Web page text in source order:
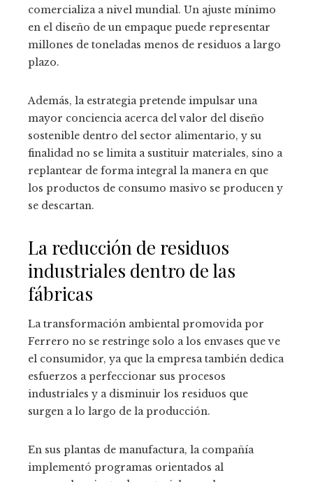
comercializa a nivel mundial. Un ajuste mínimo
en el diseño de un empaque puede representar
millones de toneladas menos de residuos a largo
plazo.
Además, la estrategia pretende impulsar una
mayor conciencia acerca del valor del diseño
sostenible dentro del sector alimentario, y su
finalidad no se limita a sustituir materiales, sino a
replantear de forma integral la manera en que
los productos de consumo masivo se producen y
se descartan.
La reducción de residuos
industriales dentro de las
fábricas
La transformación ambiental promovida por
Ferrero no se restringe solo a los envases que ve
el consumidor, ya que la empresa también dedica
esfuerzos a perfeccionar sus procesos
industriales y a disminuir los residuos que
surgen a lo largo de la producción.
En sus plantas de manufactura, la compañía
implementó programas orientados al